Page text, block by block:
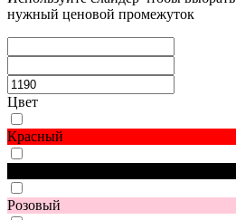
нужный ценовой промежуток
Цвет
Красный
Розовый